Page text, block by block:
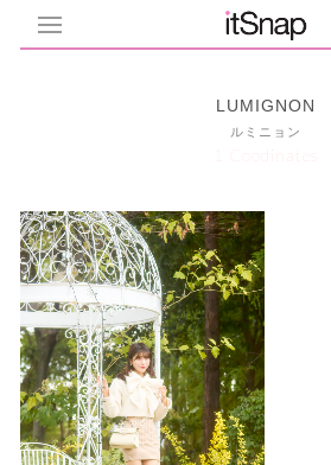
LUMIGNON
ルミニョン
1 Coodinates